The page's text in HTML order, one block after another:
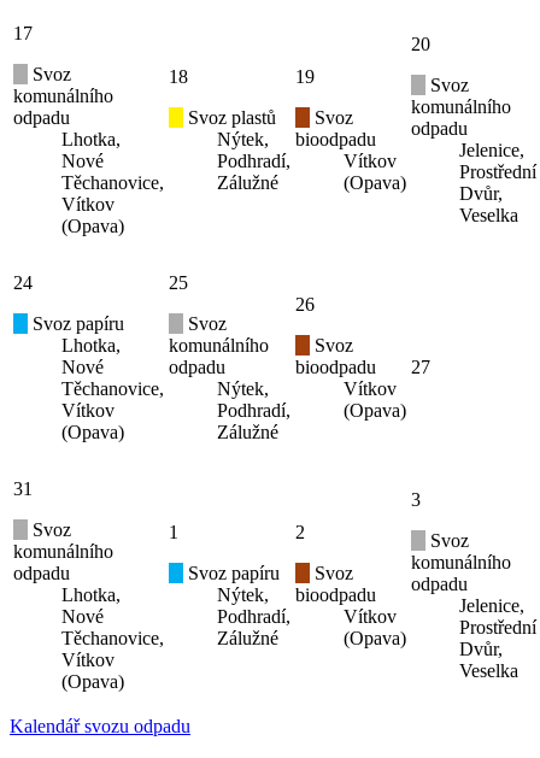
17
Svoz
komunálního
odpadu
Lhotka,
Nové
Těchanovice,
Vítkov
(Opava)
18
Svoz plastů
Nýtek,
Podhradí,
Zálužné
19
Svoz
bioodpadu
Vítkov
(Opava)
20
Svoz
komunálního
odpadu
Jelenice,
Prostřední
Dvůr,
Veselka
24
Svoz papíru
Lhotka,
Nové
Těchanovice,
Vítkov
(Opava)
25
Svoz
komunálního
odpadu
Nýtek,
Podhradí,
Zálužné
26
Svoz
bioodpadu
Vítkov
(Opava)
27
31
Svoz
komunálního
odpadu
Lhotka,
Nové
Těchanovice,
Vítkov
(Opava)
1
Svoz papíru
Nýtek,
Podhradí,
Zálužné
2
Svoz
bioodpadu
Vítkov
(Opava)
3
Svoz
komunálního
odpadu
Jelenice,
Prostřední
Dvůr,
Veselka
Kalendář svozu odpadu